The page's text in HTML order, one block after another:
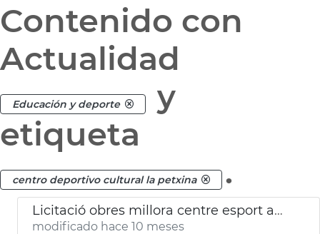
Contenido con
Actualidad
Educación y deporte
y
etiqueta
centro deportivo cultural la petxina .
Licitació obres millora centre esport adaptat i natació La Petxina València
modificado hace 10 meses